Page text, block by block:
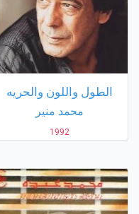
الطول واللون والحريه
محمد منير
1992